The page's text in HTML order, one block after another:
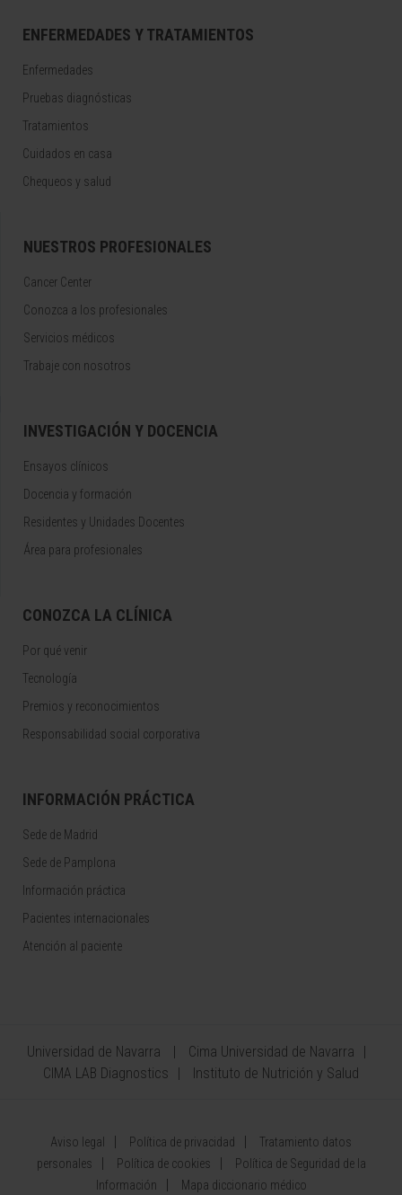
ENFERMEDADES Y TRATAMIENTOS
Enfermedades
Pruebas diagnósticas
Tratamientos
Cuidados en casa
Chequeos y salud
NUESTROS PROFESIONALES
Cancer Center
Conozca a los profesionales
Servicios médicos
Trabaje con nosotros
INVESTIGACIÓN Y DOCENCIA
Ensayos clínicos
Docencia y formación
Residentes y Unidades Docentes
Área para profesionales
CONOZCA LA CLÍNICA
Por qué venir
Tecnología
Premios y reconocimientos
Responsabilidad social corporativa
INFORMACIÓN PRÁCTICA
Sede de Madrid
Sede de Pamplona
Información práctica
Pacientes internacionales
Atención al paciente
Universidad de Navarra
Cima Universidad de Navarra
CIMA LAB Diagnostics
Instituto de Nutrición y Salud
Aviso legal Política de privacidad
Tratamiento datos
personales
Política de cookies
Política de Seguridad de la
Información
Mapa diccionario médico